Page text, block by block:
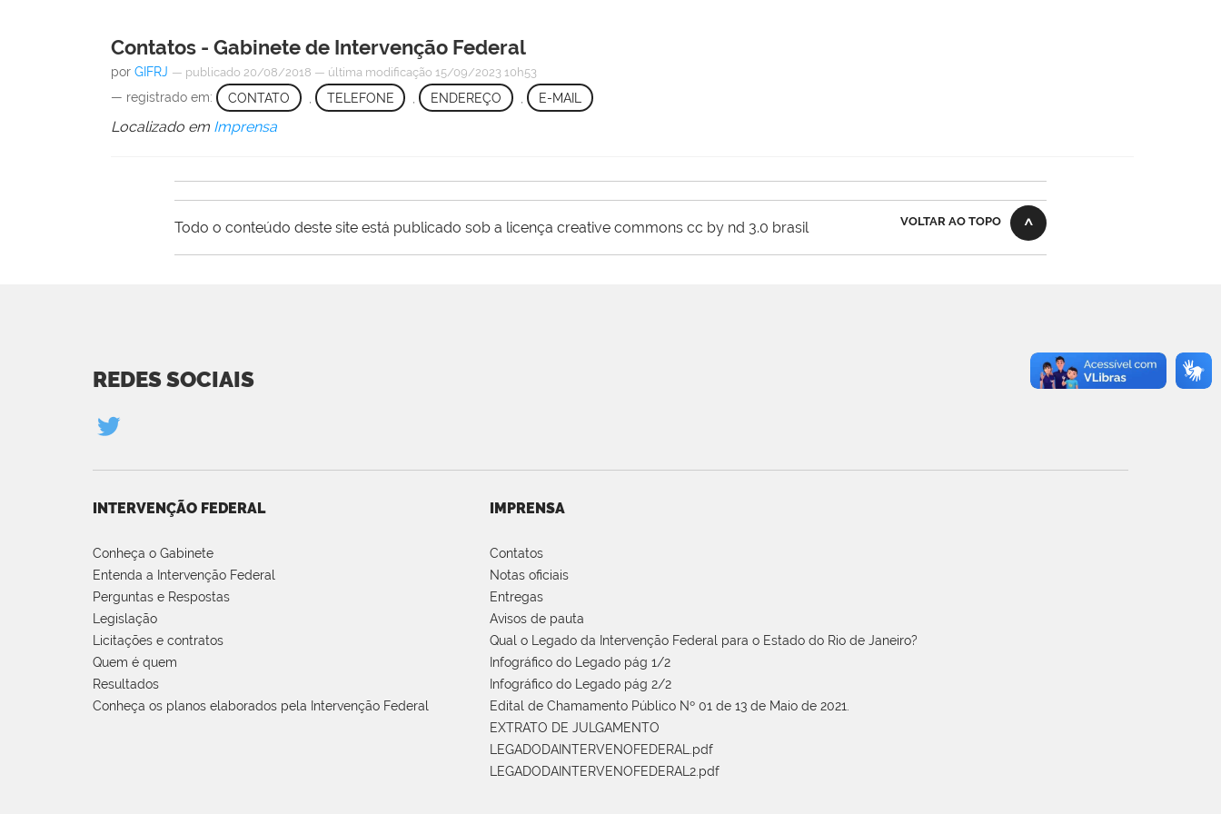
Contatos - Gabinete de Intervenção Federal
por GIFRJ — publicado 20/08/2018 — última modificação 15/09/2023 10h53
— registrado em: CONTATO TELEFONE , ENDEREÇO , E-MAIL
Localizado em Imprensa
VOLTAR AO TOPO
Todo o conteúdo deste site está publicado sob a licença creative commons cc by nd 3.0 brasil
REDES SOCIAIS
INTERVENÇÃO FEDERAL
Conheça o Gabinete
Entenda a Intervenção Federal
Perguntas e Respostas
Legislação
Licitações e contratos
Quem é quem
Resultados
Conheça os planos elaborados pela Intervenção Federal
IMPRENSA
Contatos
Notas oficiais
Entregas
Avisos de pauta
Qual o Legado da Intervenção Federal para o Estado do Rio de Janeiro?
Infográfico do Legado pág 1/2
Infográfico do Legado pág 2/2
Edital de Chamamento Público Nº 01 de 13 de Maio de 2021.
EXTRATO DE JULGAMENTO
LEGADODAINTERVENOFEDERAL.pdf
LEGADODAINTERVENOFEDERAL2.pdf